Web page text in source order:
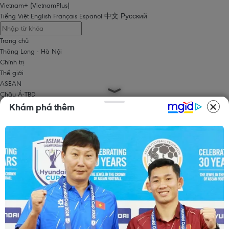
Vietnam+ (VietnamPlus)
Tiếng Việt English Français Español 中文 Русский
Trang chủ
Thăng Long - Hà Nội
Chính trị
Thế giới
ASEAN
Châu Á-TBD
Trung Đông
Châu Mỹ
Kinh tế
Kinh doanh
Tài chính
Tín dụng nông thôn
Chứng khoán
Bất động sản
Doanh nghiệp
Thông tin doanh nghiệp
Khám phá thêm